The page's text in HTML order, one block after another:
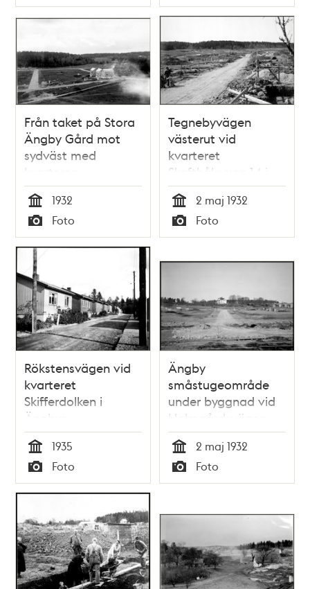
Typ
Galtabäcksvägen
Typ
Från taket på Stora
Ängby Gård mot
sydväst med
kvarteren
Drakhuvudet och
Drakskeppet under
byggnad i Ängby
småstugeområde
Tid
1932
Typ
Foto
Tegnebyvägen
västerut vid
kvarteret
Skafthålsyxan 14 i
Ängby
småstugeområde
Tid
2 maj 1932
Typ
Foto
Rökstensvägen vid
kvarteret
Skifferdolken i
Ängbys
småstugeområde
Tid
1935
Typ
Foto
Ängby
småstugeområde
under byggnad vid
Holmgårdsvägen,
från Ängbyvägen
mot Stora Ängby
gård
Tid
2 maj 1932
Typ
Foto